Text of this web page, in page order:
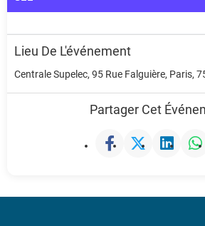
Lieu De L'événement
Centrale Supelec, 95 Rue Falguière, Paris,
Partager Cet